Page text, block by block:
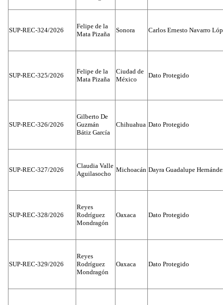
SUP-REC-324/2026
Felipe de la
Mata Pizaña
Sonora Carlos Ernesto Navarro
SUP-REC-325/2026
Felipe de la
Mata Pizaña
Ciudad de
México
Dato Protegido
SUP-REC-326/2026
Gilberto De
Guzmán
Bátiz García
Chihuahua Dato Protegido
SUP-REC-327/2026
Claudia Valle
Aguilasocho
Michoacán Dayra Guadalupe
SUP-REC-328/2026
Reyes
Rodríguez
Mondragón
Oaxaca Dato Protegido
SUP-REC-329/2026
Reyes
Rodríguez
Mondragón
Oaxaca Dato Protegido